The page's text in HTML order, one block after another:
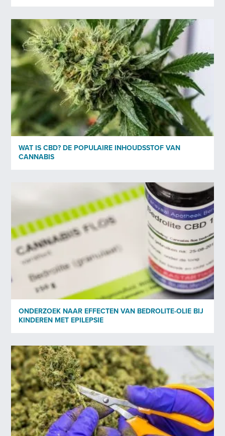
WAT IS CBD? DE POPULAIRE INHOUDSSTOF VAN
CANNABIS
ONDERZOEK NAAR EFFECTEN VAN BEDROLITE-OLIE BIJ
KINDEREN MET EPILEPSIE